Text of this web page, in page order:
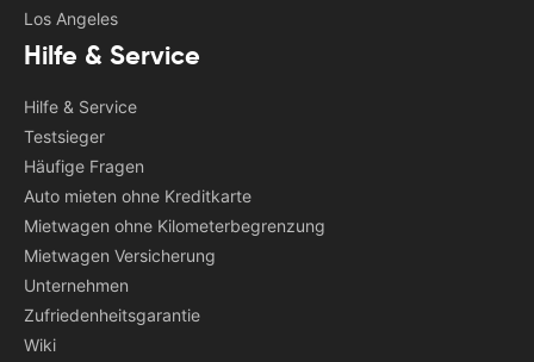
Los Angeles
Hilfe & Service
Hilfe & Service
Testsieger
Häufige Fragen
Auto mieten ohne Kreditkarte
Mietwagen ohne Kilometerbegrenzung
Mietwagen Versicherung
Unternehmen
Zufriedenheitsgarantie
Wiki